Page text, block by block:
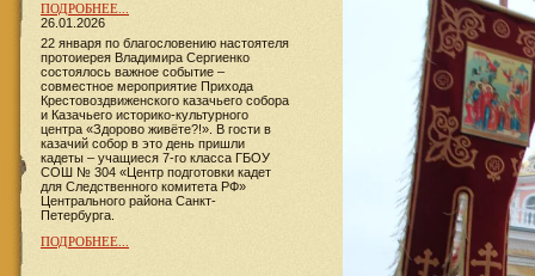
ПОДРОБНЕЕ...
26.01.2026
22 января по благословению настоятеля
протоиерея Владимира Сергиенко
состоялось важное событие –
совместное мероприятие Прихода
Крестовоздвиженского казачьего собора
и Казачьего историко-культурного
центра «Здорово живёте?!». В гости в
казачий собор в это день пришли
кадеты – учащиеся 7-го класса ГБОУ
СОШ № 304 «Центр подготовки кадет
для Следственного комитета РФ»
Центрального района Санкт-
Петербурга.
ПОДРОБНЕЕ...